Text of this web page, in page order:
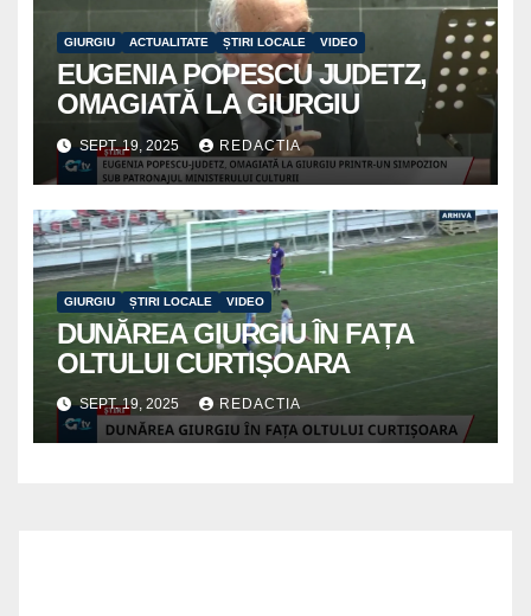
GIURGIU ACTUALITATE ȘTIRI LOCALE VIDEO
EUGENIA POPESCU JUDETZ,
OMAGIATĂ LA GIURGIU
SEPT. 19, 2025 REDACTIA
GIURGIU ȘTIRI LOCALE VIDEO
DUNĂREA GIURGIU ÎN FAȚA
OLTULUI CURTIȘOARA
SEPT. 19, 2025 REDACTIA